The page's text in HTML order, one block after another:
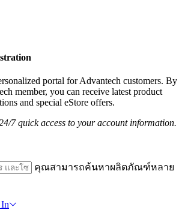
portal for Advantech customers. By
member, you can receive latest product
and special eStore offers.
7 quick access to your account information.
คุณสามารถค้นหาผลิตภัณฑ์หลาย